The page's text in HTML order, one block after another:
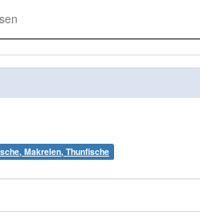
Makrelen, Thunfische